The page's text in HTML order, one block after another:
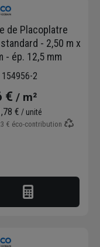
de Placoplatre
- 2,50 m x
- ép. 12,5 mm
154956-2
€ / m²
€ / unité
€ éco-contribution